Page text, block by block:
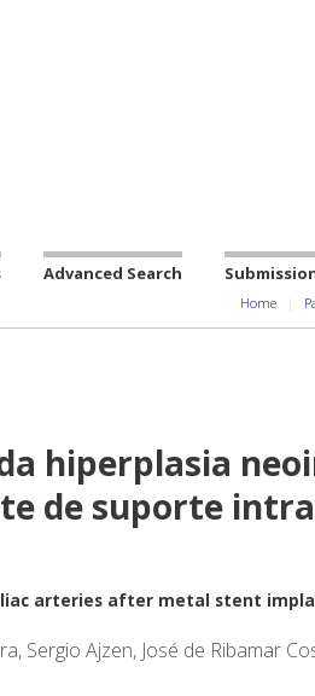
Advanced Search
Home
hiperplasia
de suporte
arteries after metal stent
Sergio Ajzen, José de Ribamar